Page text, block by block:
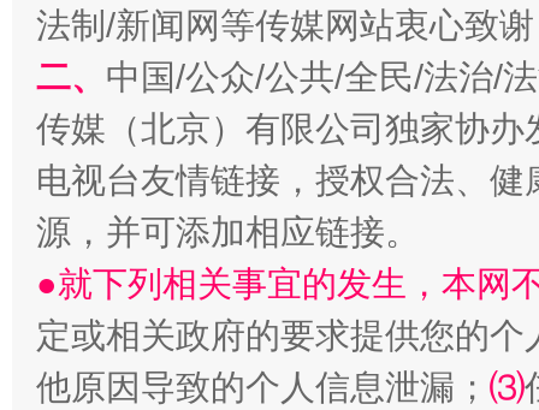
巳巳如意，开工大吉！ 三轮上
法制/新闻网等传媒网站衷心致
二、 中国/公众/公共/全民/法治/
传媒（北京）有限公司独家协
电视台友情链接，授权合法、
源，并可添加相应链接。
●就下列相关事宜的发生，本网
定或相关政府的要求提供您的个
他原因导致的个人信息泄漏； ⑶